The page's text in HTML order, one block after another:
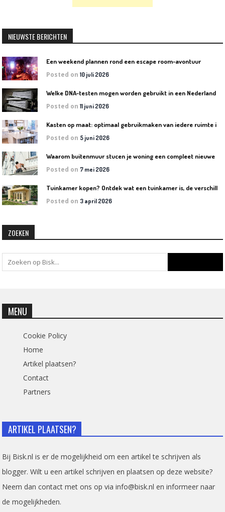
NIEUWSTE BERICHTEN
Een weekend plannen rond een escape room-avontuur
Posted on10 juli 2026
Posted on11 juni 2026
Posted on 5 juni 2026
Posted on 7 mei 2026
Posted on 3 april 2026
ZOEKEN
MENU
Cookie Policy
Home
Artikel plaatsen?
Contact
Partners
ARTIKEL PLAATSEN?
Bij Bisk.nl is er de mogelijkheid om een artikel te schrijven als
blogger. Wilt u een artikel schrijven en plaatsen op deze website?
Neem dan contact met ons op via info@bisk.nl en informeer naar
de mogelijkheden.